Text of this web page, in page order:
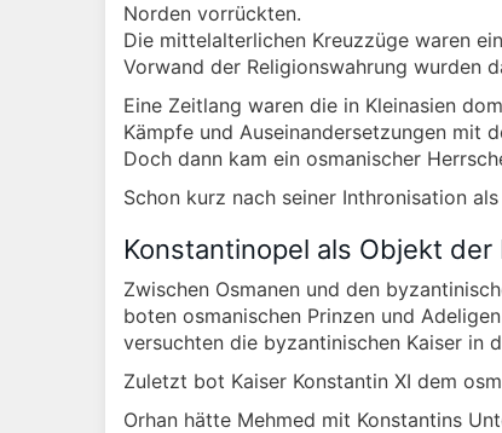
Norden vorrückten.
Die mittelalterlichen Kreuzzüge waren
Vorwand der Religionswahrung wurden
Eine Zeitlang waren die in Kleinasien
Kämpfe und Auseinandersetzungen mit
Doch dann kam ein osmanischer
Schon kurz nach seiner Inthronisation
Konstantinopel als Objekt der
Zwischen Osmanen und den
boten osmanischen Prinzen und
versuchten die byzantinischen Kaiser in
Zuletzt bot Kaiser Konstantin XI dem
Orhan hätte Mehmed mit Konstantins